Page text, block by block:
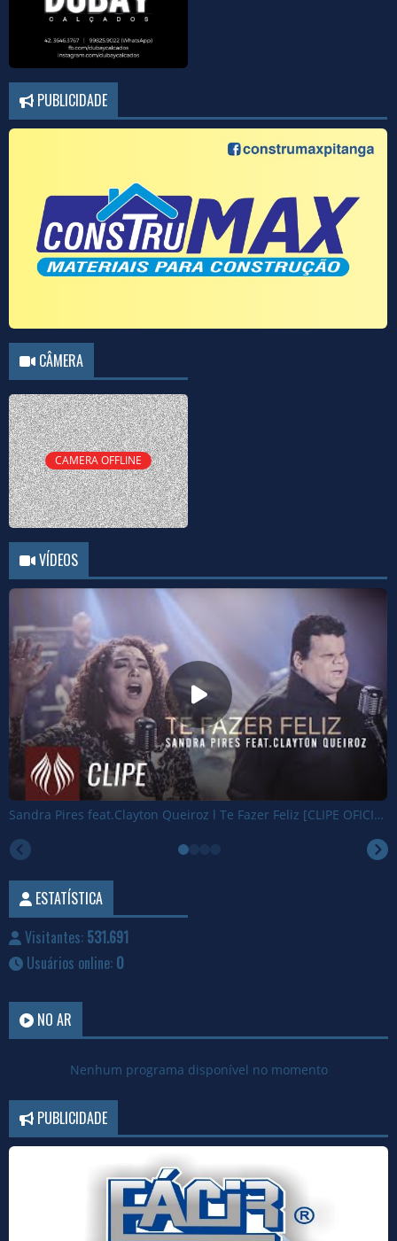
PUBLICIDADE
CÂMERA
CAMERA OFFLINE
VÍDEOS
Sandra Pires feat.Clayton Queiroz l Te Fazer Feliz [CLIPE OFICIAL]
ESTATÍSTICA
Visitantes: 531.691
Usuários online: 0
NO AR
Nenhum programa disponível no momento
PUBLICIDADE